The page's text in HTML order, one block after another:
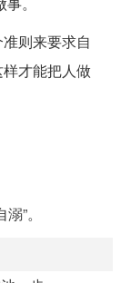
则来要求自
才能把人做
”。